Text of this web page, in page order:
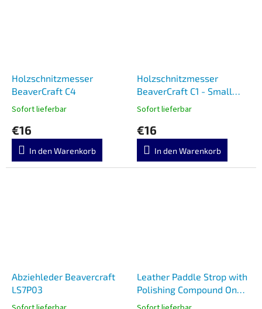
Holzschnitzmesser
BeaverCraft C4
Sofort lieferbar
€16
In den Warenkorb
Holzschnitzmesser
BeaverCraft C1 - Small
Whittling Knife
Sofort lieferbar
€16
In den Warenkorb
Abziehleder Beavercraft
LS7P03
Leather Paddle Strop with
Polishing Compound On
LS4P1